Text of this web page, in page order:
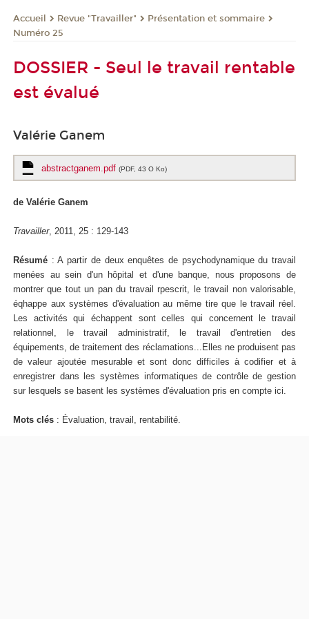
Accueil Revue "Travailler"
Présentation et sommaire
Numéro 25
DOSSIER - Seul le travail rentable
est évalué
Valérie Ganem
abstractganem.pdf (PDF, 43 O Ko)
de Valérie Ganem
Travailler, 2011, 25 : 129-143
Résumé : A partir de deux enquêtes de psychodynamique du travail
menées au sein d'un hôpital et d'une banque, nous proposons de
montrer que tout un pan du travail rpescrit, le travail non valorisable,
éqhappe aux systèmes d'évaluation au même tire que le travail réel.
Les activités qui échappent sont celles qui concernent le travail
relationnel, le travail administratif, le travail d'entretien des
équipements, de traitement des réclamations...Elles ne produisent pas
de valeur ajoutée mesurable et sont donc difficiles à codifier et à
enregistrer dans les systèmes informatiques de contrôle de gestion
sur lesquels se basent les systèmes d'évaluation pris en compte ici.
Mots clés : Évaluation, travail, rentabilité.